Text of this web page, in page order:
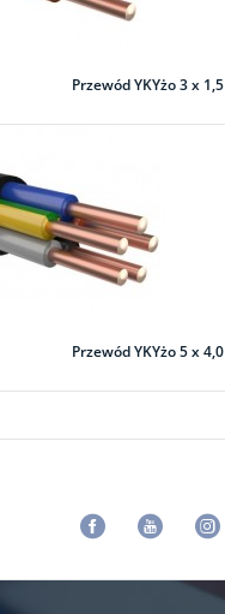
Przewód YKYżo 3 x 1,5
Przewód YKYżo 5 x 4,0
Instagram